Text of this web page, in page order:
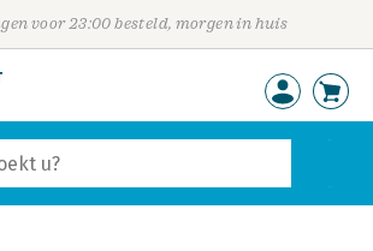
voor 23:00 besteld, morgen in huis